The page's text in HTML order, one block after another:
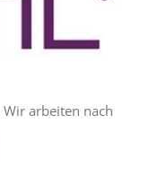
Wir arbeiten nach